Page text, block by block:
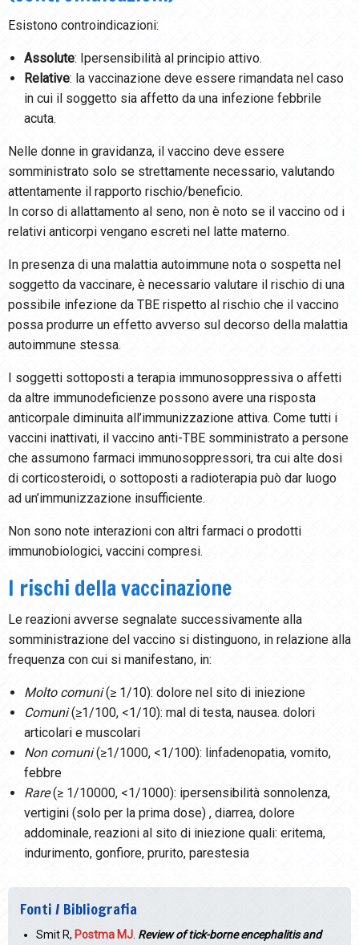
Esistono controindicazioni:
Assolute: Ipersensibilità al principio attivo.
Relative: la vaccinazione deve essere rimandata nel caso
in cui il soggetto sia affetto da una infezione febbrile
acuta.
Nelle donne in gravidanza, il vaccino deve essere
somministrato solo se strettamente necessario, valutando
attentamente il rapporto rischio/beneficio.
In corso di allattamento al seno, non è noto se il vaccino od i
relativi anticorpi vengano escreti nel latte materno.
In presenza di una malattia autoimmune nota o sospetta nel
soggetto da vaccinare, è necessario valutare il rischio di una
possibile infezione da TBE rispetto al rischio che il vaccino
possa produrre un effetto avverso sul decorso della malattia
autoimmune stessa.
I soggetti sottoposti a terapia immunosoppressiva o affetti
da altre immunodeficienze possono avere una risposta
anticorpale diminuita all’immunizzazione attiva. Come tutti i
vaccini inattivati, il vaccino anti-TBE somministrato a persone
che assumono farmaci immunosoppressori, tra cui alte dosi
di corticosteroidi, o sottoposti a radioterapia può dar luogo
ad un’immunizzazione insufficiente.
Non sono note interazioni con altri farmaci o prodotti
immunobiologici, vaccini compresi.
I rischi della vaccinazione
Le reazioni avverse segnalate successivamente alla
somministrazione del vaccino si distinguono, in relazione alla
frequenza con cui si manifestano, in:
Molto comuni(≥ 1/10): dolore nel sito di iniezione
Comuni(≥1/100, <1/10): mal di testa, nausea. dolori
articolari e muscolari
Non comuni(≥1/1000, <1/100): linfadenopatia, vomito,
febbre
Rare(≥ 1/10000, <1/1000): ipersensibilità sonnolenza,
vertigini (solo per la prima dose) , diarrea, dolore
addominale, reazioni al sito di iniezione quali: eritema,
indurimento, gonfiore, prurito, parestesia
Fonti / Bibliografia
Smit R, Postma MJ Review of tick-borne encephalitis and